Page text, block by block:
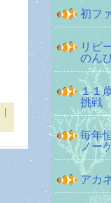
初フ
リピ
のん
１１
挑戦
毎年
ノー
アカ